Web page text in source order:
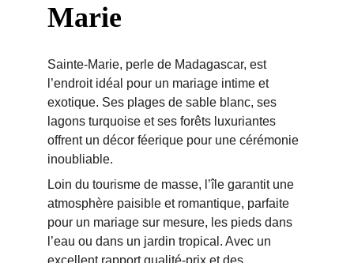
Marie
Sainte-Marie, perle de Madagascar, est
l’endroit idéal pour un mariage intime et
exotique. Ses plages de sable blanc, ses
lagons turquoise et ses forêts luxuriantes
offrent un décor féerique pour une cérémonie
inoubliable.
Loin du tourisme de masse, l’île garantit une
atmosphère paisible et romantique, parfaite
pour un mariage sur mesure, les pieds dans
l’eau ou dans un jardin tropical. Avec un
excellent rapport qualité-prix et des